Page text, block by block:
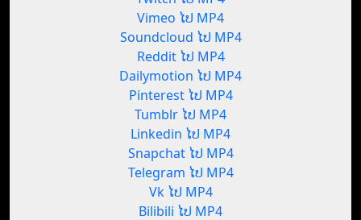
Vimeo ໄປ MP4
Soundcloud ໄປ MP4
Reddit ໄປ MP4
Dailymotion ໄປ MP4
Pinterest ໄປ MP4
Tumblr ໄປ MP4
Linkedin ໄປ MP4
Snapchat ໄປ MP4
Telegram ໄປ MP4
Vk ໄປ MP4
Bilibili ໄປ MP4